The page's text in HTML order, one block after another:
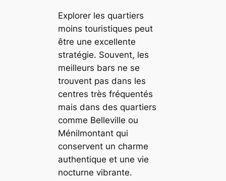
Explorer les quartiers
moins touristiques peut
être une excellente
stratégie. Souvent, les
meilleurs bars ne se
trouvent pas dans les
centres très fréquentés
mais dans des quartiers
comme Belleville ou
Ménilmontant qui
conservent un charme
authentique et une vie
nocturne vibrante.